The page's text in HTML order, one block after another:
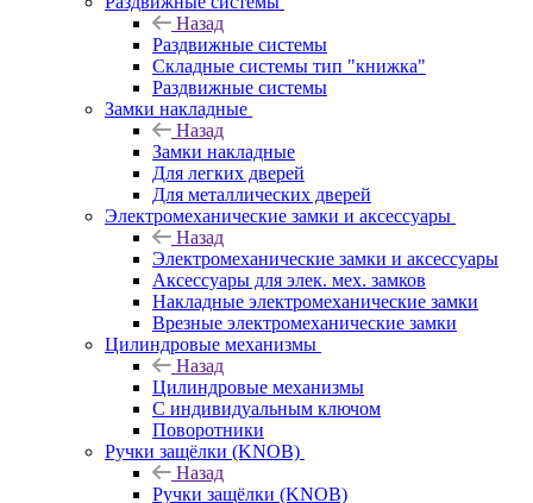
Назад
Раздвижные системы
Складные системы тип "книжка"
Раздвижные системы
Замки накладные
Назад
Замки накладные
Для легких дверей
Для металлических дверей
Электромеханические замки и аксессуары
Назад
Электромеханические замки и аксессуары
Аксессуары для элек. мех. замков
Накладные электромеханические замки
Врезные электромеханические замки
Цилиндровые механизмы
Назад
Цилиндровые механизмы
С индивидуальным ключом
Поворотники
Ручки защёлки (KNOB)
Назад
Ручки защёлки (KNOB)